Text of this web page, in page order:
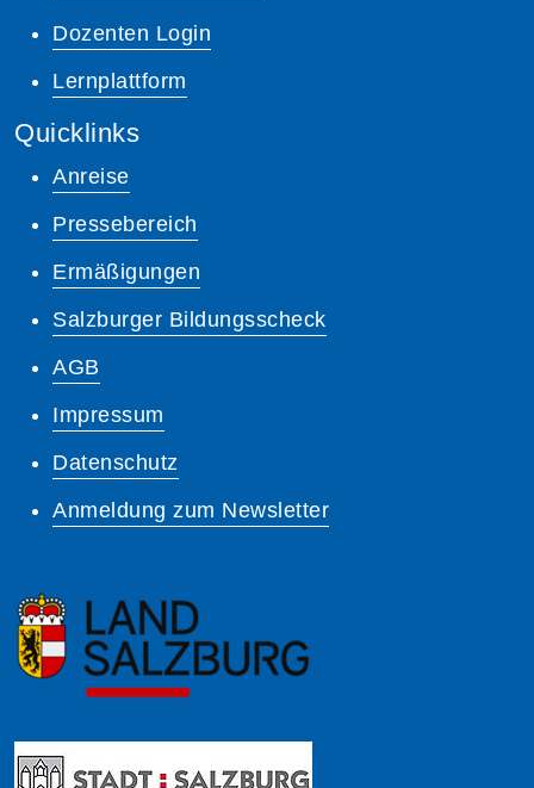
Dozenten Login
Lernplattform
Quicklinks
Anreise
Pressebereich
Ermäßigungen
Salzburger Bildungsscheck
AGB
Impressum
Datenschutz
Anmeldung zum Newsletter